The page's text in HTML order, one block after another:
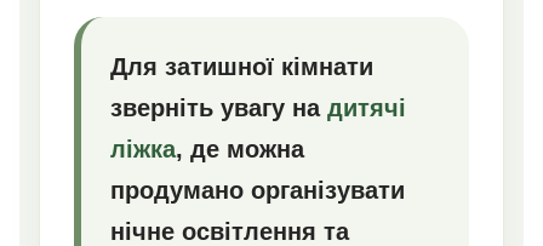
Для затишної кімнати
зверніть увагу надитячі
ліжка, де можна
продумано організувати
нічне освітлення та